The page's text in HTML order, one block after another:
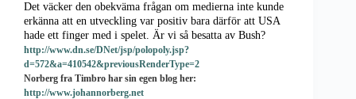
Det väcker den obekväma frågan om medierna inte kunde
erkänna att en utveckling var positiv bara därför att USA
hade ett finger med i spelet. Är vi så besatta av Bush?
http://www.dn.se/DNet/jsp/polopoly.jsp?
d=572&a=410542&previousRenderType=2
Norberg fra Timbro har sin egen blog her:
http://www.johannorberg.net